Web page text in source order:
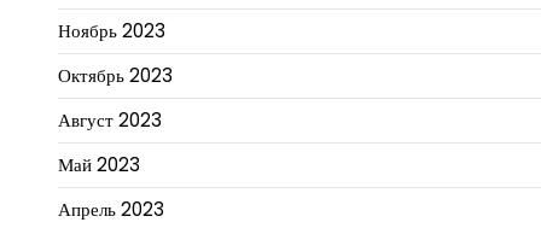
Ноябрь 2023
Октябрь 2023
Август 2023
Май 2023
Апрель 2023